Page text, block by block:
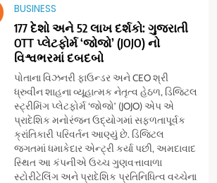
BUSINESS
177 દેશો અને 52 લાખ દર્શકો: ગુજરાતી
OTT પ્લેટફોર્મ ‘જોજો’ (JOJO) નો
વિશ્વભરમાં દબદબો
પોતાના વિઝનરી ફાઉન્ડર અને CEO શ્રી
ધ્રુવીન શાહના વ્યૂહાત્મક નેતૃત્વ હેઠળ, ડિજિટલ
સ્ટ્રીમિંગ પ્લેટફોર્મ ‘જોજો’ (JOJO) એપ એ
પ્રાદેશિક મનોરંજન ઉદ્યોગમાં સફળતાપૂર્વક
ક્રાંતિકારી પરિવર્તન આણ્યું છે. ડિજિટલ
જગતમાં ધમાકેદાર એન્ટ્રી કર્યા પછી, અમદાવાદ
સ્થિત આ કંપનીએ ઉચ્ચ ગુણવત્તાવાળા
સ્ટોરીટેલિંગ અને પ્રાદેશિક પ્રતિનિધિત્વ વચ્ચેના
સેમસંગ વિશ્વ યુવા કૌશલ્ય
દિવસની ઉજવણી કરે છે, સેમસંગ
દોસ્ત કૌશલ્ય વિકાસ કાર્યક્રમના
30 ટોચના પ્રતિભાશાળી
વિદ્યાર્થીઓનું સન્માન કરે છે
BUSINESS CSR
આયુદા ઓર્ગેનિક્સ દ્વારા
ગુજરાતના 5 શહેરોમાં રિટેલ સ્ટોર્સ
અને ગીર ગાયના વૈદિક વલોણા ઘી-
દૂધની શુદ્ધ સેવાઓ સાથે વ્યાપક
વિસ્તરણ
BUSINESS